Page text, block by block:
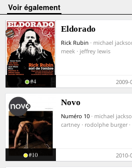
voir également
Eldorado
Rick Rubin · michael
meek · jeffrey lewis
#4 2009-
Novo
Numéro 10 · michael
cartney · rodolphe burger
#10 2010-